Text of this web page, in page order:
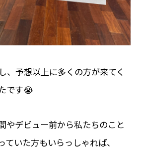
、予想以上に多くの方が来てく
です😭
やデビュー前から私たちのこと
ていた方もいらっしゃれば、